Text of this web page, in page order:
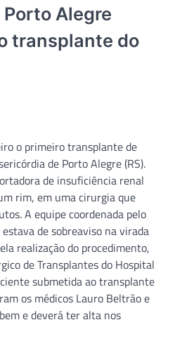
Alegre
transplante do
o primeiro transplante de
de Porto Alegre (RS).
de insuficiência renal
rim, em uma cirurgia que
A equipe coordenada pelo
de sobreaviso na virada
realização do procedimento,
de Transplantes do Hospital
submetida ao transplante
os médicos Lauro Beltrão e
e deverá ter alta nos